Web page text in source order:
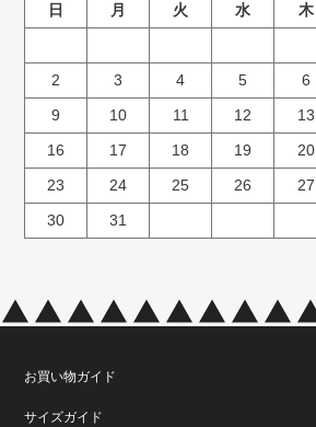
日 月 火 水 木
2
3 4 5 6
9
10 11 12 13
16
17 18 19 20
23
24 25 26 27
30
31
お買い物ガイド
サイズガイド